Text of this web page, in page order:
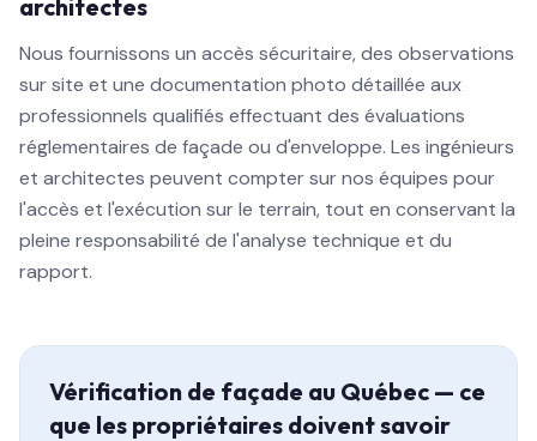
architectes
Nous fournissons un accès sécuritaire, des observations
sur site et une documentation photo détaillée aux
professionnels qualifiés effectuant des évaluations
réglementaires de façade ou d'enveloppe. Les ingénieurs
et architectes peuvent compter sur nos équipes pour
l'accès et l'exécution sur le terrain, tout en conservant la
pleine responsabilité de l'analyse technique et du
rapport.
Vérification de façade au Québec — ce
que les propriétaires doivent savoir